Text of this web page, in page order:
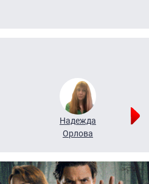
Надежда
Орлова